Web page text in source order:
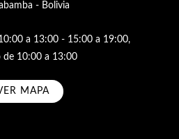
- Bolivia
a 13:00 - 15:00 a 19:00,
de 10:00 a 13:00
MAPA